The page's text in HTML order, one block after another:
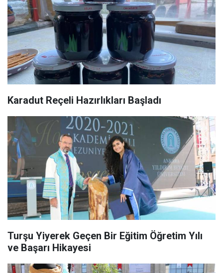
Karadut Reçeli Hazırlıkları Başladı
Turşu Yiyerek Geçen Bir Eğitim Öğretim Yılı
ve Başarı Hikayesi